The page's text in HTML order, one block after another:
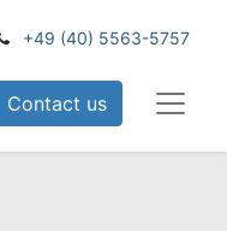
+49 (40) 5563-5757
Contact us